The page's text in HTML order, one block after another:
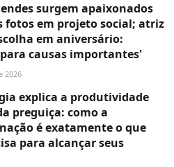
surgem apaixonados
fotos em projeto social; atriz
em aniversário:
causas importantes'
2026
explica a produtividade
preguiça: como a
é exatamente o que
para alcançar seus